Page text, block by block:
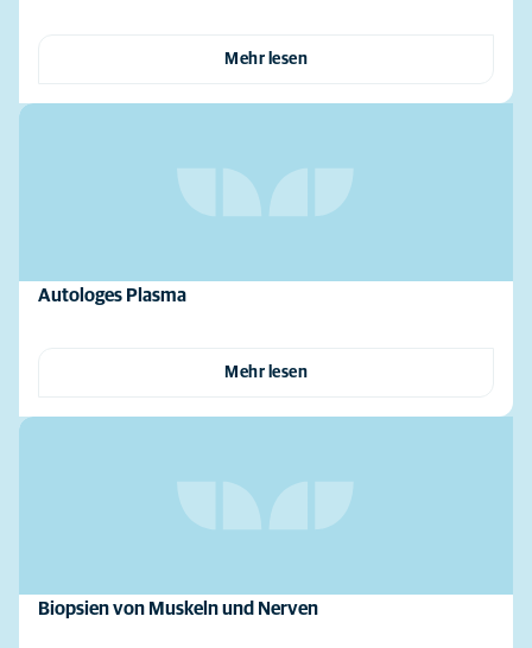
Mehr lesen
Autologes Plasma
Mehr lesen
Biopsien von Muskeln und Nerven